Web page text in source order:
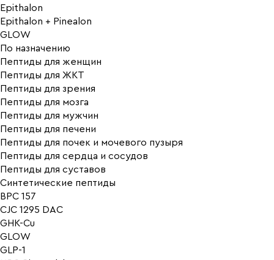
Epithalon
Epithalon + Pinealon
GLOW
По назначению
Пептиды для женщин
Пептиды для ЖКТ
Пептиды для зрения
Пептиды для мозга
Пептиды для мужчин
Пептиды для печени
Пептиды для почек и мочевого пузыря
Пептиды для сердца и сосудов
Пептиды для суставов
Синтетические пептиды
BPC 157
CJC 1295 DAC
GHK-Cu
GLOW
GLP-1